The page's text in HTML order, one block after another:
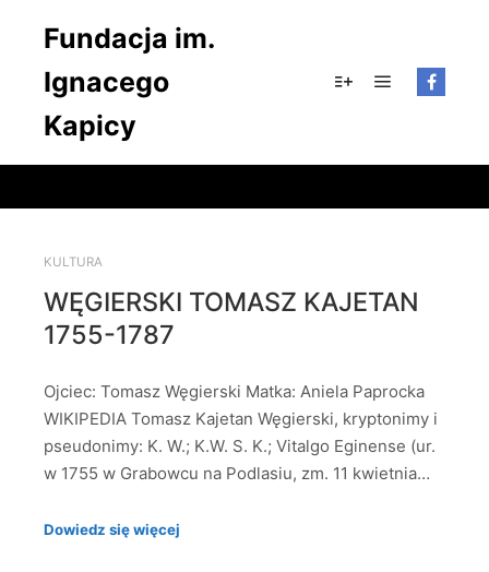
Fundacja im.
Ignacego
Kapicy
KULTURA
WĘGIERSKI TOMASZ KAJETAN
1755-1787
Ojciec: Tomasz Węgierski Matka: Aniela Paprocka
WIKIPEDIA Tomasz Kajetan Węgierski, kryptonimy i
pseudonimy: K. W.; K.W. S. K.; Vitalgo Eginense (ur.
w 1755 w Grabowcu na Podlasiu, zm. 11 kwietnia…
Dowiedz się więcej